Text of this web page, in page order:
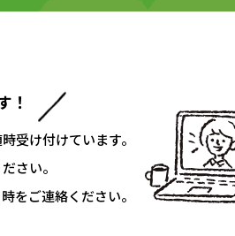
！
受け付けています。
さい。
をご連絡ください。